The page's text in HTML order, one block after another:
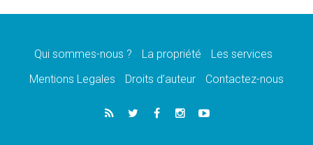
08.08.2026
08.08.2026
catholiques
Au Bangladesh, l'Église accompagne les
Dalits sur le chemin de la dignité
Qui sommes-nous ? La propriété
Les services
Mentions Legales
Droits d’auteur Contactez-nous